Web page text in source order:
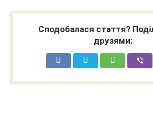
Сподобалася стаття?
друзями: